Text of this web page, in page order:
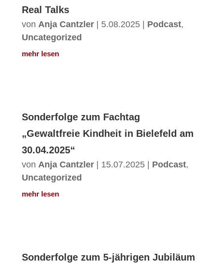
Real Talks
von Anja Cantzler| 5.08.2025| Podcast,
Uncategorized
mehr lesen
Sonderfolge zum Fachtag
„Gewaltfreie Kindheit in Bielefeld am
30.04.2025“
von Anja Cantzler| 15.07.2025| Podcast,
Uncategorized
mehr lesen
Sonderfolge zum 5-jährigen Jubiläum